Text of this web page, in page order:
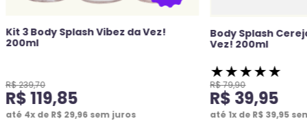
Kit 3 Body Splash Vibez da Vez!
200ml
R$239,70
R$119,85
até 4x de R$ 29,96sem juros
Body Splash
Vez! 200ml
★★★★★
R$79,90
R$ 39,95
até 1x de R$ 39,95